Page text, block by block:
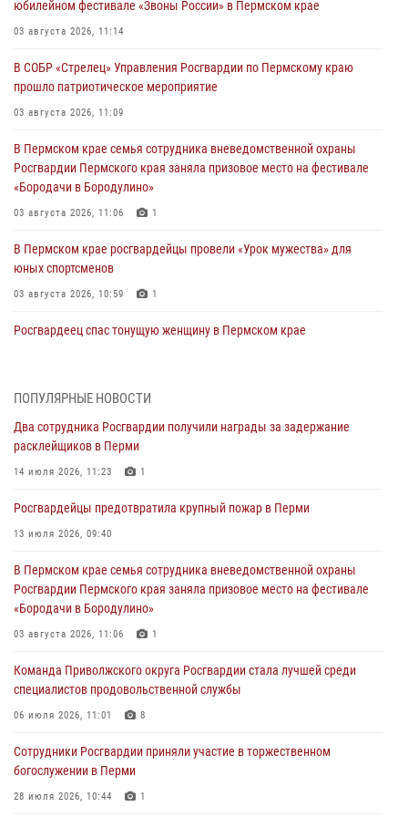
юбилейном фестивале «Звоны России» в Пермском крае
03 августа 2026, 11:14
В СОБР «Стрелец» Управления Росгвардии по Пермскому краю
прошло патриотическое мероприятие
03 августа 2026, 11:09
В Пермском крае семья сотрудника вневедомственной охраны
Росгвардии Пермского края заняла призовое место на фестивале
«Бородачи в Бородулино»
03 августа 2026, 11:06 1
В Пермском крае росгвардейцы провели «Урок мужества» для
юных спортсменов
03 августа 2026, 10:59 1
Росгвардеец спас тонущую женщину в Пермском крае
Сотрудники Росгвардии приняли участие в торжественном
28 июля 2026, 10:44 1
Росгвардейцы оказали силовую поддержку при задержании
28 июля 2026, 06:15
ведомственной акции «Каникулы с Росгвардией»
24 июля 2026, 08:45
Юные защитники порядка: росгвардейцы провели день в клубе
24 июля 2026, 08:43
ПОПУЛЯРНЫЕ НОВОСТИ
Два сотрудника Росгвардии получили награды за задержание
расклейщиков в Перми
14 июля 2026, 11:23 1
Росгвардейцы предотвратила крупный пожар в Перми
13 июля 2026, 09:40
В Пермском крае семья сотрудника вневедомственной охраны
Росгвардии Пермского края заняла призовое место на фестивале
«Бородачи в Бородулино»
03 августа 2026, 11:06 1
Команда Приволжского округа Росгвардии стала лучшей среди
специалистов продовольственной службы
06 июля 2026, 11:01 8
Сотрудники Росгвардии приняли участие в торжественном
богослужении в Перми
28 июля 2026, 10:44 1